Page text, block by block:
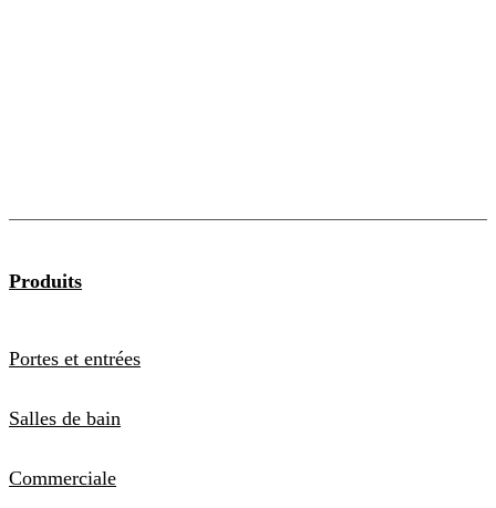
Produits
Portes et entrées
Salles de bain
Commerciale